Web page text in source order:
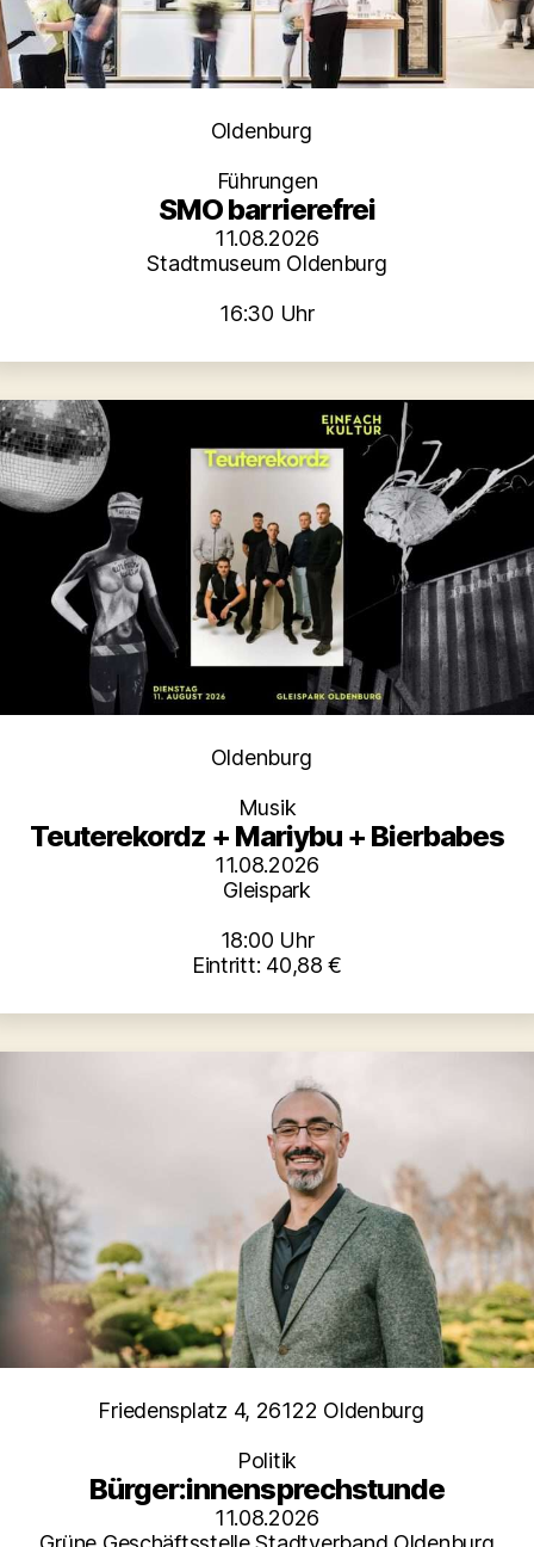
Kategorien
Oldenburg
Führungen
SMO barrierefrei
11.08.2026
Stadtmuseum Oldenburg
16:30 Uhr
Kategorien
Oldenburg
Musik
Teuterekordz + Mariybu + Bierbabes
11.08.2026
Gleispark
18:00 Uhr
Eintritt: 40,88 €
Kategorien
Friedensplatz 4, 26122 Oldenburg
Politik
Bürger:innensprechstunde
11.08.2026